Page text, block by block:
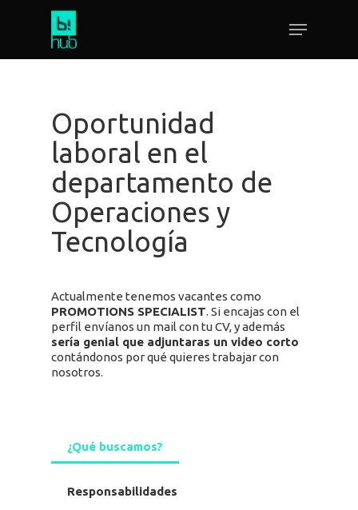
Oportunidad
laboral en el
departamento de
Operaciones y
Tecnología
Actualmente tenemos vacantes como
PROMOTIONS SPECIALIST. Si encajas con el
perfil envíanos un mail con tu CV, y además
sería genial que adjuntaras un video corto
contándonos por qué quieres trabajar con
nosotros.
¿Qué buscamos?
Responsabilidades